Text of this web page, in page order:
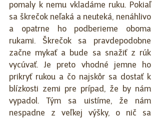
pomaly k nemu vkladáme ruku. Pokiaľ
sa škrečok neľaká a neuteká, nenáhlivo
a opatrne ho podberieme oboma
rukami. Škrečok sa pravdepodobne
začne mykať a bude sa snažiť z rúk
vycúvať. Je preto vhodné jemne ho
prikryť rukou a čo najskôr sa dostať k
blízkosti zemi pre prípad, že by nám
vypadol. Tým sa uistíme, že nám
nespadne z veľkej výšky, o nič sa